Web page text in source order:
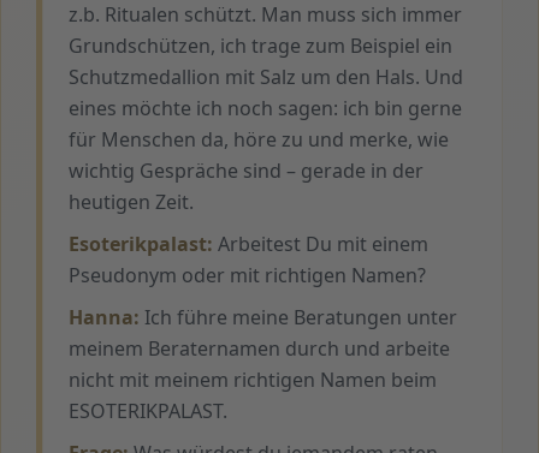
z.b. Ritualen schützt. Man muss sich immer
Grundschützen, ich trage zum Beispiel ein
Schutzmedallion mit Salz um den Hals. Und
eines möchte ich noch sagen: ich bin gerne
für Menschen da, höre zu und merke, wie
wichtig Gespräche sind – gerade in der
heutigen Zeit.
Esoterikpalast: Arbeitest Du mit einem
Pseudonym oder mit richtigen Namen?
Hanna: Ich führe meine Beratungen unter
meinem Beraternamen durch und arbeite
nicht mit meinem richtigen Namen beim
ESOTERIKPALAST.